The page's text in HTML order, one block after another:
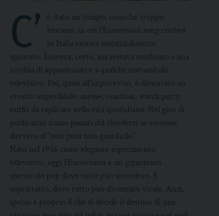
C’
è stato un tempo, neanche troppo
lontano, in cui l’Eurovision song contest
in Italia veniva sostanzialmente
ignorato. Esisteva, certo, ma restava confinato a una
nicchia di appassionati e a qualche nottambulo
televisivo. Poi, quasi all’improvviso, è diventato un
evento imperdibile: meme, reaction, watch party,
outfit da replicare nella vita quotidiana. Nel giro di
pochi anni siamo passati dal chiederci se esistesse
davvero al “non puoi non guardarlo”.
Nato nel 1956 come elegante esperimento
televisivo, oggi l’Eurovision è un gigantesco
spettacolo pop dove tutto può succedere. E
soprattutto, dove tutto può diventare virale. Anzi,
spesso è proprio lì che si decide il destino di una